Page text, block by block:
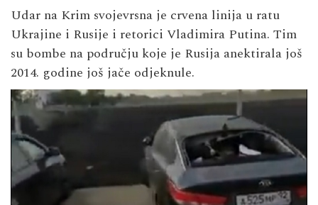
Udar na Krim svojevrsna je crvena linija u ratu
Ukrajine i Rusije i retorici Vladimira Putina. Tim
su bombe na području koje je Rusija anektirala još
2014. godine još jače odjeknule.